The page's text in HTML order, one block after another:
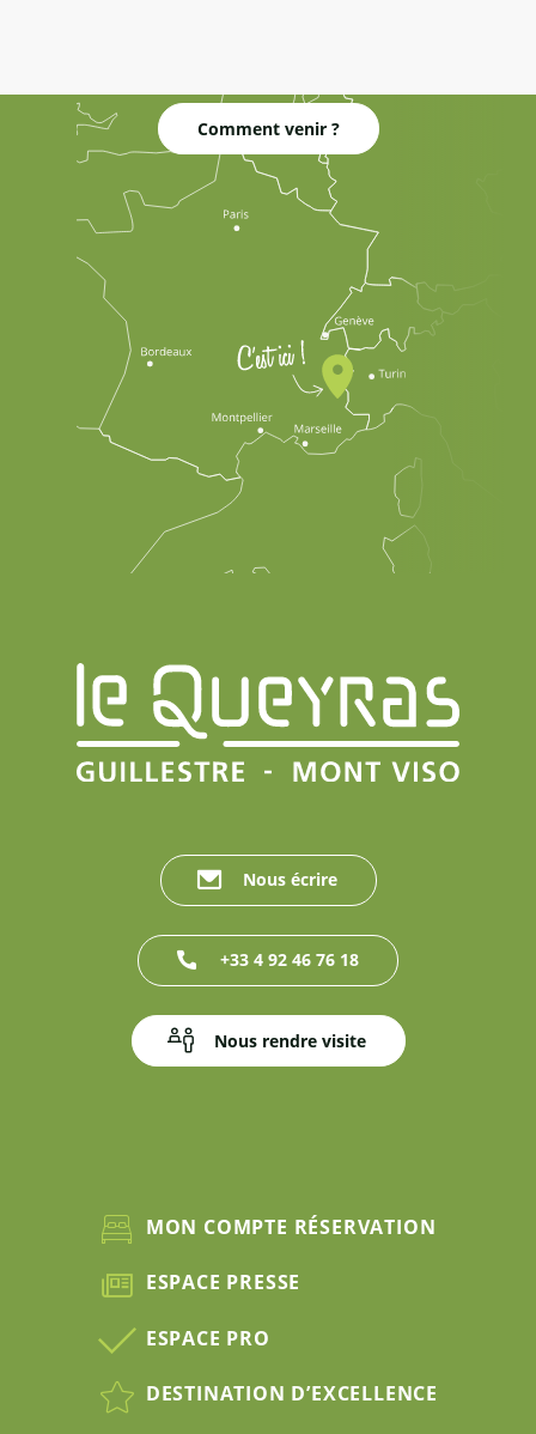
Comment venir ?
Nous écrire
+33 4 92 46 76 18
Nous rendre visite
MON COMPTE RÉSERVATION
ESPACE PRESSE
ESPACE PRO
DESTINATION D’EXCELLENCE